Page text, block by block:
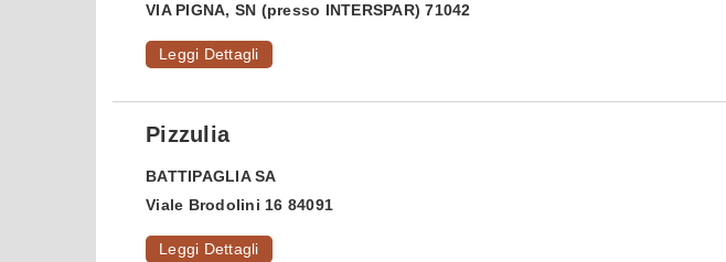
VIA PIGNA, SN (presso INTERSPAR) 71042
Leggi Dettagli
Pizzulia
BATTIPAGLIA SA
Viale Brodolini 16 84091
Leggi Dettagli